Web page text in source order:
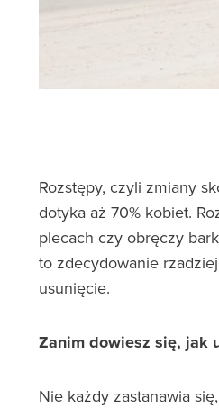
Rozstępy, czyli zmiany
dotyka aż 70% kobiet.
plecach czy obręczy
to zdecydowanie
usunięcie.
Zanim dowiesz się, jak
Nie każdy zastanawia